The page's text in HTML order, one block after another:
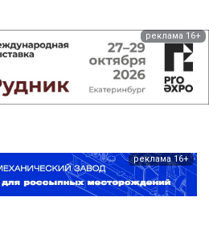
реклама 16+
реклама 16+